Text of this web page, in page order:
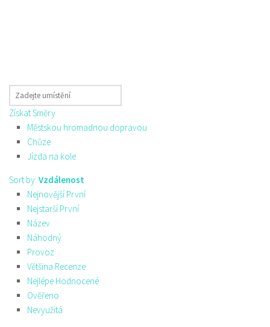
Získat Směry
Městskou hromadnou dopravou
Chůze
Jízda na kole
Sort by: Vzdálenost
Nejnovější První
Nejstarší První
Název
Náhodný
Provoz
Většina Recenze
Nejlépe Hodnocené
Ověřeno
Nevyužitá